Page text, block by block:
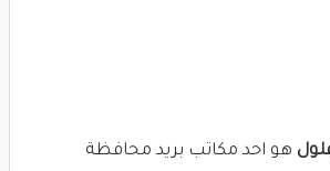
هو احد مكاتب بريد محافظة